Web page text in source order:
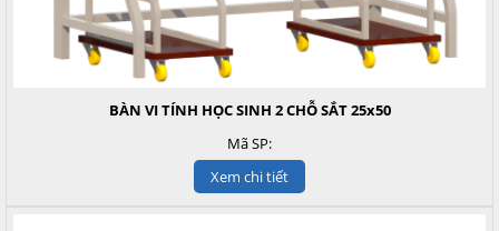
BÀN VI TÍNH HỌC SINH 2 CHỖ SẮT 25x50
Mã SP:
Xem chi tiết